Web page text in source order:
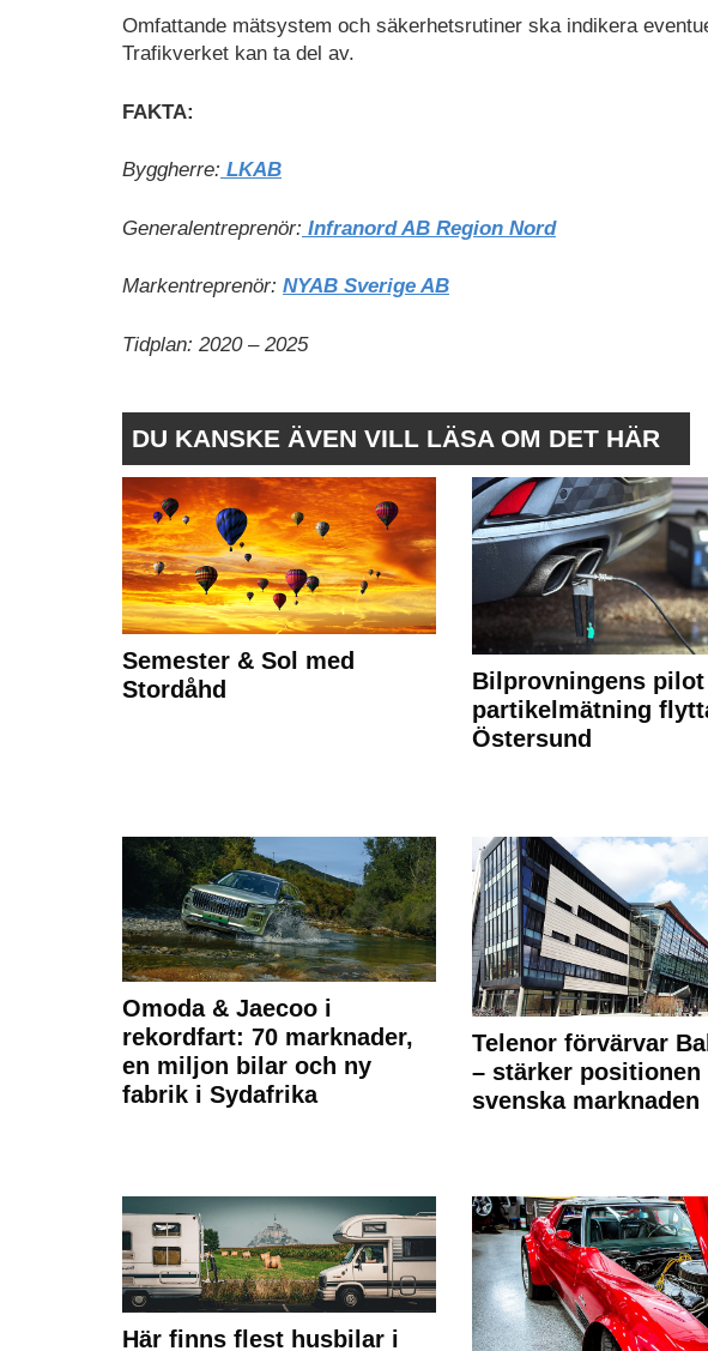
Omfattande mätsystem och säkerhetsrutiner ska indikera
Trafikverket kan ta del av.
FAKTA:
Byggherre: LKAB
Generalentreprenör: Infranord AB Region Nord
Markentreprenör: NYAB Sverige AB
Tidplan: 2020 – 2025
DU KANSKE ÄVEN VILL LÄSA OM DET HÄR
Semester & Sol med
Stordåhd
Bilprovningens
partikelmätning
Östersund
Omoda & Jaecoo i
rekordfart: 70 marknader,
en miljon bilar och ny
fabrik i Sydafrika
Telenor förvärvar
– stärker positionen
svenska marknaden
Här finns flest husbilar i